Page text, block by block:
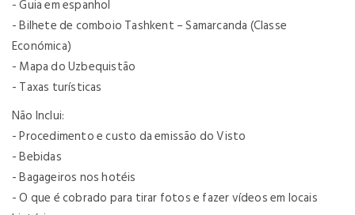
- Guia em espanhol
- Bilhete de comboio Tashkent – Samarcanda (Classe
Económica)
- Mapa do Uzbequistão
- Taxas turísticas
Não Inclui:
- Procedimento e custo da emissão do Visto
- Bebidas
- Bagageiros nos hotéis
- O que é cobrado para tirar fotos e fazer vídeos em locais